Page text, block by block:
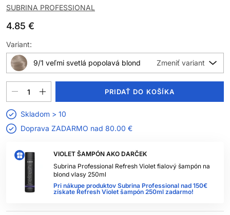
SUBRINA PROFESSIONAL
4.85 €
VIOLET ŠAMPÓN AKO DARČEK
Subrina Professional Refresh Violet fialový šampón na
blond vlasy 250ml
Pri nákupe produktov Subrina Professional nad 150€
získate Refresh Violet šampón 250ml zadarmo!
Variant:
9/1 veľmi svetlá popolavá blond
PRIDAŤ DO KOŠÍKA
Skladom > 10
Doprava ZADARMO nad 80.00 €